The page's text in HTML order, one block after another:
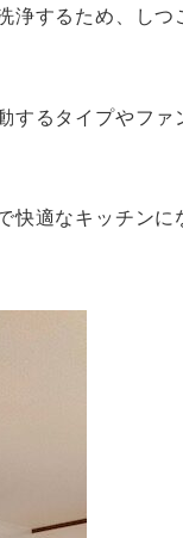
するため、しつ
るタイプやフ
適なキッチンに